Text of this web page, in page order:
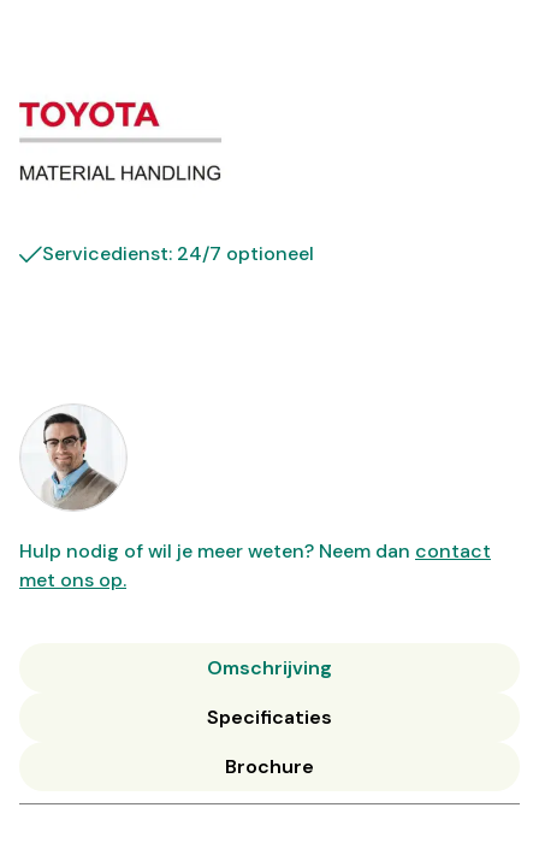
Servicedienst: 24/7 optioneel
Hulp nodig of wil je meer weten? Neem dan contact
met ons op.
Omschrijving
Specificaties
Brochure